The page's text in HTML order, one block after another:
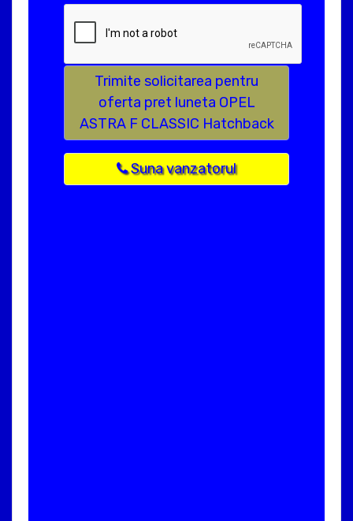
Trimite solicitarea pentru
oferta pret luneta OPEL
ASTRA F CLASSIC Hatchback
Suna vanzatorul